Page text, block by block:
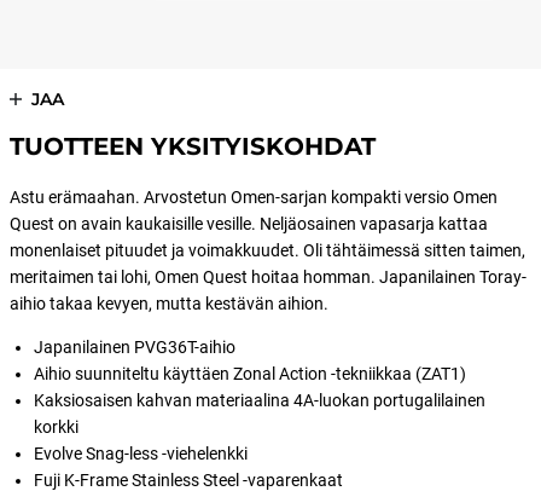
JAA
TUOTTEEN YKSITYISKOHDAT
Astu erämaahan. Arvostetun Omen-sarjan kompakti versio Omen
Quest on avain kaukaisille vesille. Neljäosainen vapasarja kattaa
monenlaiset pituudet ja voimakkuudet. Oli tähtäimessä sitten taimen,
meritaimen tai lohi, Omen Quest hoitaa homman. Japanilainen Toray-
aihio takaa kevyen, mutta kestävän aihion.
Japanilainen PVG36T-aihio
Aihio suunniteltu käyttäen Zonal Action -tekniikkaa (ZAT1)
Kaksiosaisen kahvan materiaalina 4A-luokan portugalilainen
korkki
Evolve Snag-less -viehelenkki
Fuji K-Frame Stainless Steel -vaparenkaat